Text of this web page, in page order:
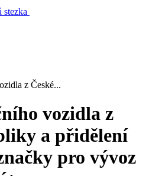
stezka
z České...
vozidla z
a přidělení
pro vývoz